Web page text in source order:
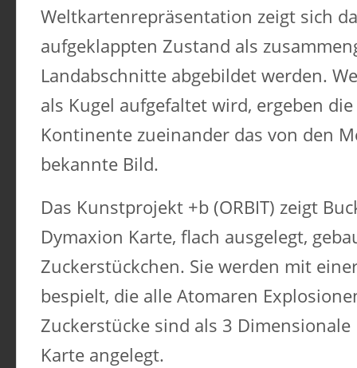
Weltkartenrepräsentation zeigt sich
aufgeklappten Zustand als
Landabschnitte abgebildet werden.
als Kugel aufgefaltet wird, ergeben
Kontinente zueinander das von den
bekannte Bild.
Das Kunstprojekt +b (ORBIT) zeigt
Dymaxion Karte, flach ausgelegt,
Zuckerstückchen. Sie werden mit
bespielt, die alle Atomaren
Zuckerstücke sind als 3
Karte angelegt.